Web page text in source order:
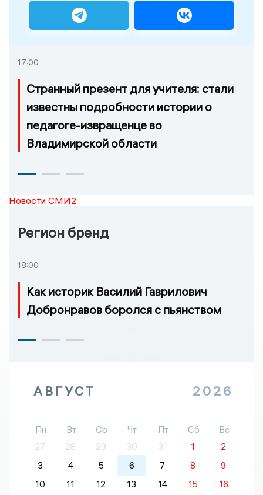
17:00
Странный презент для учителя: стали
известны подробности истории о
педагоге-извращенце во
Владимирской области
Новости СМИ2
Регион бренд
18:00
Как историк Василий Гаврилович
Добронравов боролся с пьянством
АВГУСТ 2026
Пн Вт Ср Чт Пт Сб
Вс
27
28 29 30 31 1
2
3
4 5 6 7 8
9
10
11 12 13 14 15 16